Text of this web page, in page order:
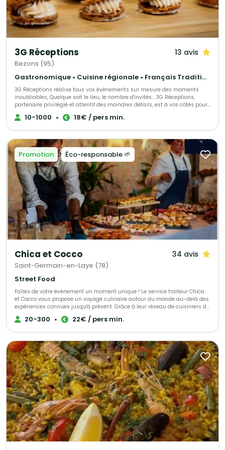
3G Réceptions 13 avis
Bezons (95)
Gastronomique • Cuisine régionale • Français Traditionnel
3G Réceptions réalise tous vos évènements sur mesure des moments
inoubliables, Quelque soit le lieu, le nombre d'invités... 3G Réceptions,
partenaire privilégié et attentif des moindres détails, est à vos côtés pour
organiser votre réception, et vous accompagne depuis la conception
jusqu'à la fin de votre événement. Vous voulez de la féérie, de la
10-1000 • 18€ / pers min.
Promotion Éco-responsable 🌱
Chica et Cocco 34 avis
Saint-Germain-en-Laye (78)
Street Food
Faites de votre événement un moment unique ! Le service traiteur Chica
et Cocco vous propose un voyage culinaire autour du monde au-delà des
expériences connues jusqu'à présent. Grâce à leur réseau de cuisiniers de
toutes origines, habitant sur Saint-Germain-en-Laye et ses alentours,
Chica et Cocco vous prennent par la main et vous font découvrir tout un
20-300 • 22€ / pers min.